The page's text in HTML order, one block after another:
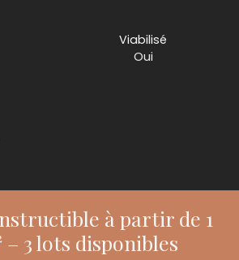
Viabilisé
Oui
à partir de 1
– 3 lots disponibles